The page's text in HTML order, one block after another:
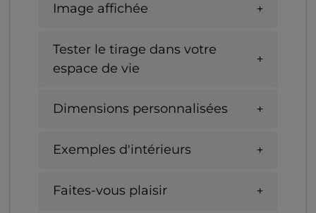
Image affichée
Tester le tirage dans votre
espace de vie
Dimensions personnalisées
Exemples d'intérieurs
Faites-vous plaisir